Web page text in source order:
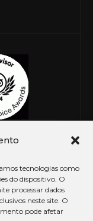
tecnologias como
do dispositivo. O
processar dados
neste site. O
pode afetar